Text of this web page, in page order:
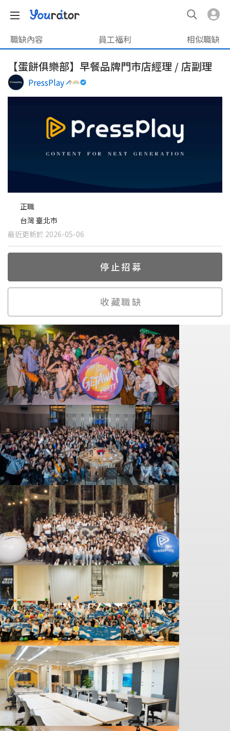
職缺內容 員工福利 相似職缺
【蛋餅俱樂部】早餐品牌門市店經理 / 店副理
PressPlay
正職
台灣 臺北市
最近更新於 2026-05-06
停止招募
收藏職缺